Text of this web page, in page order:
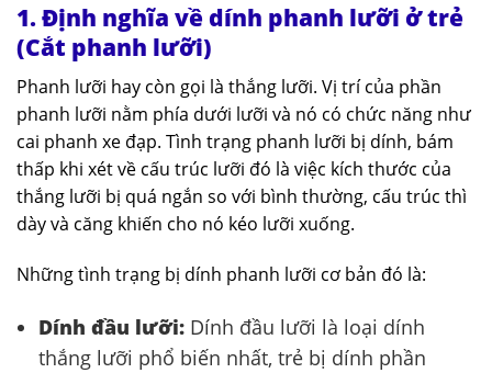
1. Định nghĩa về dính phanh lưỡi ở trẻ
(Cắt phanh lưỡi)
Phanh lưỡi hay còn gọi là thắng lưỡi. Vị trí của phần
phanh lưỡi nằm phía dưới lưỡi và nó có chức năng như
cai phanh xe đạp. Tình trạng phanh lưỡi bị dính, bám
thấp khi xét về cấu trúc lưỡi đó là việc kích thước của
thắng lưỡi bị quá ngắn so với bình thường, cấu trúc thì
dày và căng khiến cho nó kéo lưỡi xuống.
Những tình trạng bị dính phanh lưỡi cơ bản đó là:
Dính đầu lưỡi: Dính đầu lưỡi là loại dính
thắng lưỡi phổ biến nhất, trẻ bị dính phần